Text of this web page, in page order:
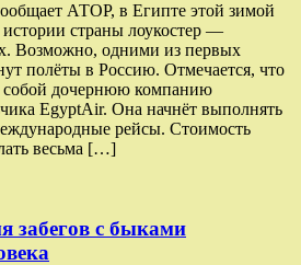
АТОР, в Египте этой зимой
страны лоукостер —
Возможно, одними из первых
полёты в Россию. Отмечается, что
собой дочернюю компанию
EgyptAir. Она начнёт выполнять
рейсы. Стоимость
весьма […]
забегов с быками